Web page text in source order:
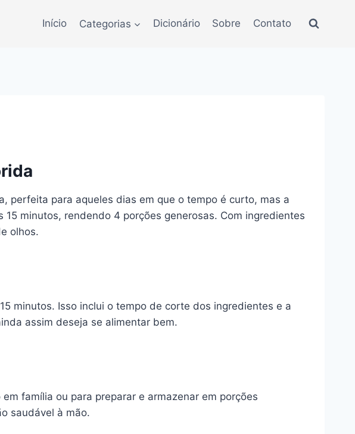
Início Categorias Dicionário Sobre Contato
perfeita para aqueles dias em que o tempo é curto, mas a
minutos, rendendo 4 porções generosas. Com ingredientes
olhos.
minutos. Isso inclui o tempo de corte dos ingredientes e a
assim deseja se alimentar bem.
família ou para preparar e armazenar em porções
saudável à mão.